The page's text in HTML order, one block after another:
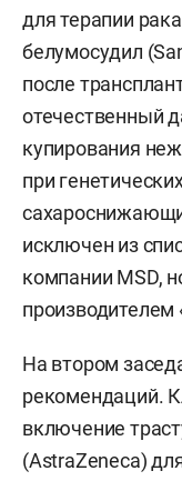
для терапии
белумосудил
после
отечественный
купирования
при
исключен из
компании MSD,
На втором
рекомендаций.
включение
(AstraZeneca)